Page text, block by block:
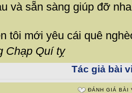
và sẵn sàng giúp đỡ
tôi mới yêu cái quê
Chạp Quí tỵ
Tác giả bài
ĐÁNH GIÁ BÀI